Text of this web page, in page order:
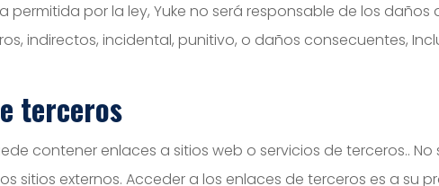
permitida por la ley, Yuke no será responsable de los
indirectos, incidental, punitivo, o daños consecuentes,
terceros
contener enlaces a sitios web o servicios de terceros..
sitios externos. Acceder a los enlaces de terceros es a su